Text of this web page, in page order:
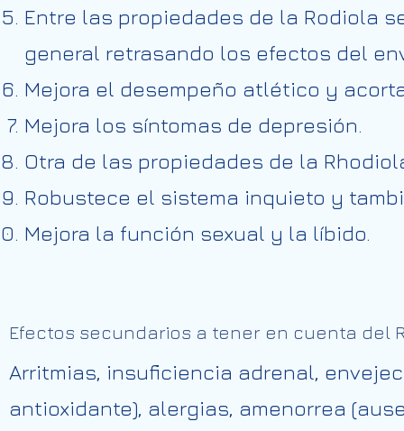
Entre las propiedades de la Rodiola
general retrasando los efectos del
Mejora el desempeño atlético y
Mejora los síntomas de depresión.
Otra de las propiedades de la
Robustece el sistema inquieto y
Mejora la función sexual y la líbido.
Efectos secundarios a tener en cuenta del
Arritmias, insuficiencia adrenal,
antioxidante), alergias, amenorrea